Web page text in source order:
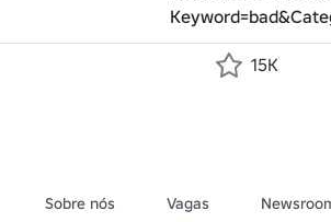
15K
Sobre nós Vagas